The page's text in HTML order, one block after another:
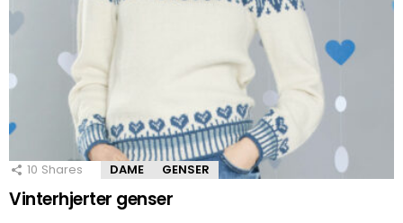
10 Shares DAME GENSER
Vinterhjerter genser